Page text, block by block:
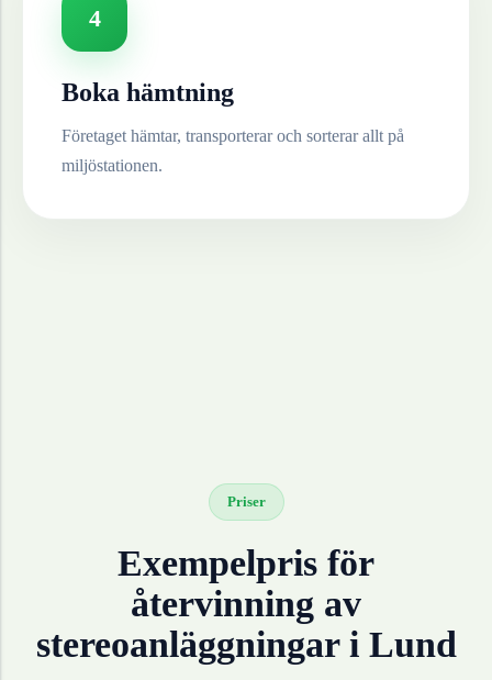
4
Boka hämtning
Företaget hämtar, transporterar och sorterar allt på
miljöstationen.
Priser
Exempelpris för
återvinning av
stereoanläggningari Lund